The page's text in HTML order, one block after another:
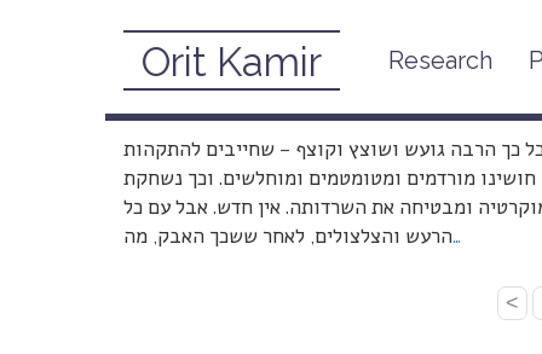
Orit Kamir Research על סוחרי נשים ומושחתי מס
כך הרבה גועש ושוצץ וקוצף – שחייבים להתקהות
מורדמים ומטומטמים ומוחלשים. וכך נשחקת
ומבטיחה את השרדותה. אין חדש. אבל עם כל
הרעש והצלצולים, לאחר ששכך האבק, מה…
<